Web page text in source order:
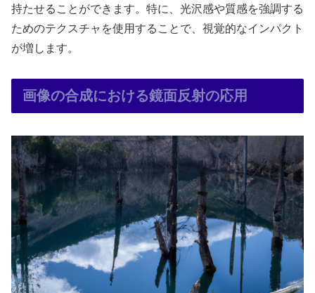
持たせることができます。特に、光沢感や質感を強調する
ためのテクスチャを使用することで、視覚的なインパクト
が増します。
画像の合成における鏡面反射の応用